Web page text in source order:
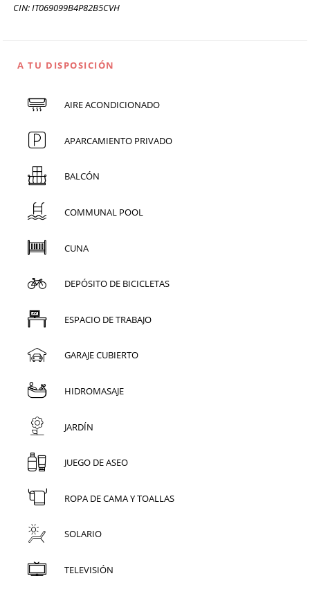
CIN: IT069099B4P82B5CVH
A TU DISPOSICIÓN
AIRE ACONDICIONADO
APARCAMIENTO PRIVADO
BALCÓN
COMMUNAL POOL
CUNA
DEPÓSITO DE BICICLETAS
ESPACIO DE TRABAJO
GARAJE CUBIERTO
HIDROMASAJE
JARDÍN
JUEGO DE ASEO
ROPA DE CAMA Y TOALLAS
SOLARIO
TELEVISIÓN